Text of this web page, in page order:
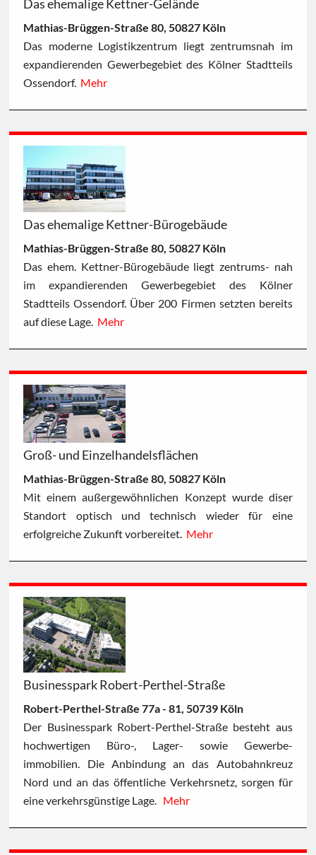
Das ehemalige Kettner-Gelände
Mathias-Brüggen-Straße 80, 50827 Köln
Das moderne Logistikzentrum liegt zentrumsnah im
expandierenden Gewerbegebiet des Kölner Stadtteils
Ossendorf. Mehr
Das ehemalige Kettner-Bürogebäude
Mathias-Brüggen-Straße 80, 50827 Köln
Das ehem. Kettner-Bürogebäude liegt zentrums- nah
im expandierenden Gewerbegebiet des Kölner
Stadtteils Ossendorf. Über 200 Firmen setzten bereits
auf diese Lage. Mehr
Groß- und Einzelhandelsflächen
Mathias-Brüggen-Straße 80, 50827 Köln
Mit einem außergewöhnlichen Konzept wurde diser
Standort optisch und technisch wieder für eine
erfolgreiche Zukunft vorbereitet. Mehr
Businesspark Robert-Perthel-Straße
Robert-Perthel-Straße 77a - 81, 50739 Köln
Der Businesspark Robert-Perthel-Straße besteht aus
hochwertigen Büro-, Lager- sowie Gewerbe-
immobilien. Die Anbindung an das Autobahnkreuz
Nord und an das öffentliche Verkehrsnetz, sorgen für
eine verkehrsgünstige Lage. Mehr